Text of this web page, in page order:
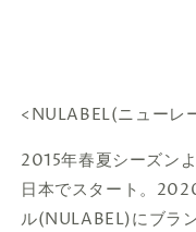
<NULABEL(ニューレ
2015年春夏シーズン
日本でスタート。
ル(NULABEL)にブラン